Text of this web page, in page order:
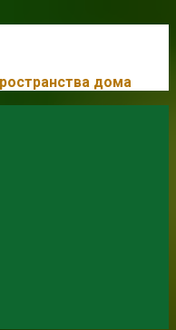
дома